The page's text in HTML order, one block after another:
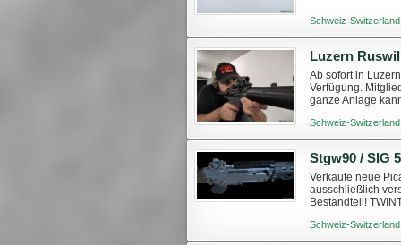
Schweiz-
Luzern
Ab sofort in
Verfügung.
ganze Anlage
Schweiz-
Stgw90 / SIG
Verkaufe neue
ausschließlich
Bestandteil!
Schweiz-